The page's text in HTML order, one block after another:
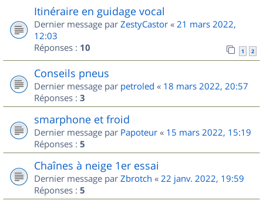
Itinéraire en guidage vocal
Dernier message par ZestyCastor « 21 mars 2022,
12:03
Réponses : 10 1 2
Conseils pneus
Dernier message par petroled « 18 mars 2022, 20:57
Réponses : 3
smarphone et froid
Dernier message par Papoteur « 15 mars 2022, 15:19
Réponses : 5
Chaînes à neige 1er essai
Dernier message par Zbrotch « 22 janv. 2022, 19:59
Réponses : 5